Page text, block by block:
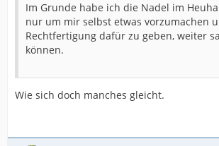
Im Grunde habe ich die Nadel im
nur um mir selbst etwas vorzumachen
Rechtfertigung dafür zu geben, weiter
können.
Wie sich doch manches gleicht.